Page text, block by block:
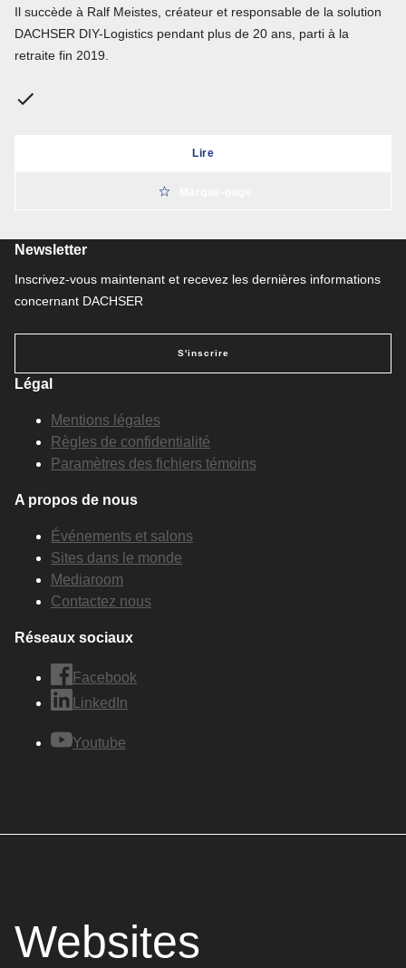
Il succède à Ralf Meistes, créateur et responsable de la solution
DACHSER DIY-Logistics pendant plus de 20 ans, parti à la
retraite fin 2019.
Lire
Newsletter
Inscrivez-vous maintenant et recevez les dernières informations
concernant DACHSER
S'inscrire
Légal
Mentions légales
Règles de confidentialité
Paramètres des fichiers témoins
A propos de nous
Événements et salons
Sites dans le monde
Mediaroom
Contactez nous
Réseaux sociaux
Facebook
LinkedIn
Youtube
Websites